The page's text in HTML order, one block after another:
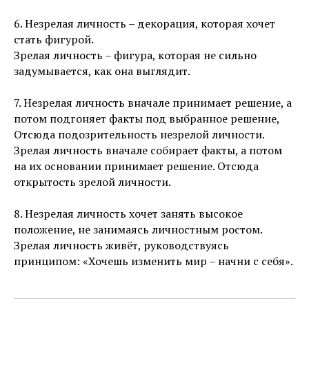
6. Незрелая личность – декорация, которая хочет
стать фигурой.
Зрелая личность – фигура, которая не сильно
задумывается, как она выглядит.
7. Незрелая личность вначале принимает решение, а
потом подгоняет факты под выбранное решение,
Отсюда подозрительность незрелой личности.
Зрелая личность вначале собирает факты, а потом
на их основании принимает решение. Отсюда
открытость зрелой личности.
8. Незрелая личность хочет занять высокое
положение, не занимаясь личностным ростом.
Зрелая личность живёт, руководствуясь
принципом: «Хочешь изменить мир – начни с себя».